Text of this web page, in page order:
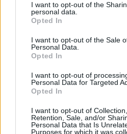
I want to opt-out of the
personal data.
Opted In
I want to opt-out of the Sale
Personal Data.
Opted In
I want to opt-out of
Personal Data for Targeted
Opted In
I want to opt-out of
Retention, Sale, and/or
Personal Data that Is
Purposes for which it was
Rendkívüli döntés: az
új nyitvatartási idő jöhet a
élelmiszerboltokban
megnövekedett
energiatakarékossági